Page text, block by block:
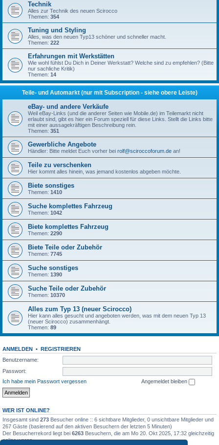
Technik
Alles zur Technik des neuen Scirocco
Themen: 354
Tuning und Styling
Alles, was den neuen Typ13 schöner und schneller macht.
Themen: 222
Erfahrungen mit Werkstätten
Wie wohl fühlst Du Dich in Deiner Werkstatt? Welche sind zu empfehlen? (Bitte
nur sachliche Kritik)
Themen: 14
Teile- und Automarkt (nur mit Subscription - siehe obere Leiste)
eBay- und andere Verkäufe
Weil eBay-Links (und die anderer Seiten wie Mobile.de) im Teilemarkt nicht
erlaubt sind, gibt es hier ein Forum speziell für diese Links. Stellt die Links bitte
mit einer aussagekräftigen Beschreibung rein.
Themen: 351
Gewerbliche Angebote
Händler: Bitte meldet Euch vorher bei rolf@sciroccoforum.de an!
Teile zu verschenken
Hier kommt alles hinein, was jemand kostenlos abgeben möchte.
Biete sonstiges
Themen: 1410
Suche komplettes Fahrzeug
Themen: 1042
Biete komplettes Fahrzeug
Themen: 2290
Biete Teile oder Zubehör
Themen: 7745
Suche sonstiges
Themen: 1390
Suche Teile oder Zubehör
Themen: 10370
Alles zum Typ 13 (neuer Scirocco)
Hier kann alles gesucht und angeboten werden, was mit dem neuen Typ 13
(neuer Scirocco) zusammenhängt.
Themen: 89
ANMELDEN • REGISTRIEREN
Benutzername:
Passwort:
Ich habe mein Passwort vergessen
Angemeldet bleiben
WER IST ONLINE?
Insgesamt sind 273 Besucher online :: 6 sichtbare Mitglieder, 0 unsichtbare Mitglieder und
267 Gäste (basierend auf den aktiven Besuchern der letzten 5 Minuten)
Der Besucherrekord liegt bei 6263 Besuchern, die am Mo 20. Okt 2025, 17:32 gleichzeitig
online waren.